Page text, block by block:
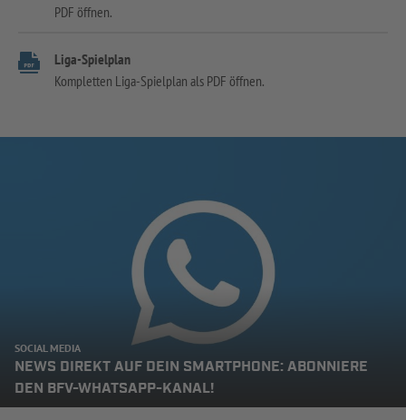
PDF öffnen.
Liga-Spielplan
Kompletten Liga-Spielplan als PDF öffnen.
SOCIAL MEDIA
NEWS DIREKT AUF DEIN SMARTPHONE: ABONNIERE
DEN BFV-WHATSAPP-KANAL!